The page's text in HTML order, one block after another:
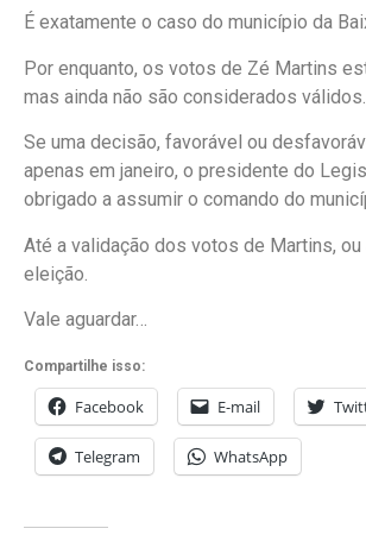
É exatamente o caso do município da
Por enquanto, os votos de Zé Martins
mas ainda não são considerados válidos.
Se uma decisão, favorável ou
apenas em janeiro, o presidente do
obrigado a assumir o comando do
Até a validação dos votos de Martins, ou
eleição.
Vale aguardar…
Compartilhe isso:
Facebook E-mail
Telegram WhatsApp